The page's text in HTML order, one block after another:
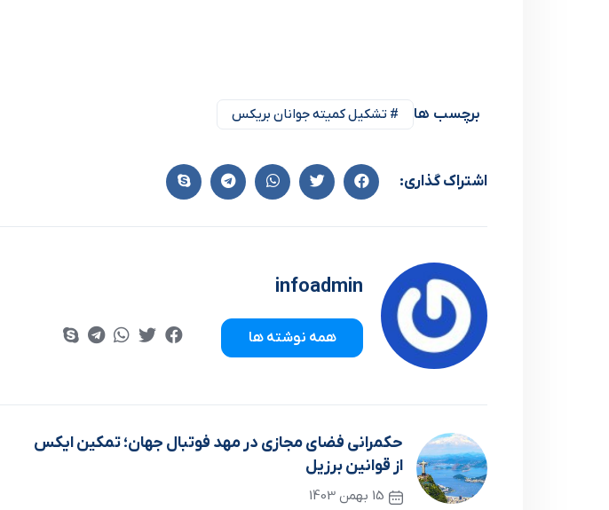
برچسب ها # تشکیل کمیته جوانان بریکس
اشتراک گذاری:
infoadmin
همه نوشته ها
حکمرانی فضای مجازی در مهد فوتبال جهان؛ تمکین ایکس
از قوانین برزیل
15 بهمن 1403